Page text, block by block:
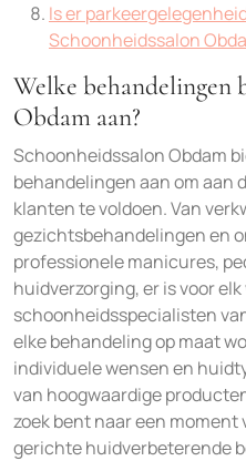
Is er
Schoonheidssalon
Welke behandelingen
Obdam aan?
Schoonheidssalon Obdam
behandelingen aan om aan
klanten te voldoen. Van
gezichtsbehandelingen en
professionele manicures,
huidverzorging, er is voor
schoonheidsspecialisten
elke behandeling op maat
individuele wensen en
van hoogwaardige
zoek bent naar een
gerichte huidverbeterende